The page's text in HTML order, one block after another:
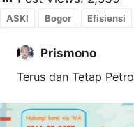
ASKI Bogor Efisiensi
Prismono
Terus dan Tetap